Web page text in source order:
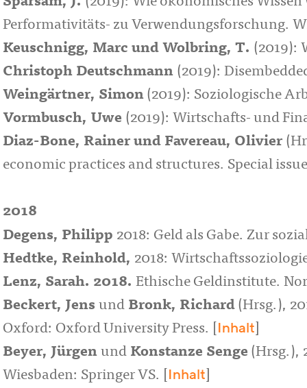
Performativitäts- zu Verwendungsforschung.
Keuschnigg, Marc und Wolbring, T. (2019):
Christoph Deutschmann (2019):
Weingärtner, Simon (2019): Soziologische
Vormbusch, Uwe (2019): Wirtschafts- und
Diaz-Bone, Rainer und Favereau, Olivier
economic practices and structures. Special
2018
Degens, Philipp 2018: Geld als Gabe. Zur
Hedtke, Reinhold, 2018:
Lenz, Sarah. 2018. Ethische Geldinstitute.
Beckert, Jens und Bronk, Richard (Hrsg.),
Oxford: Oxford University Press. [ Inhalt
Beyer, Jürgen und Konstanze Senge (Hrsg.),
Wiesbaden: Springer VS. [ Inhalt